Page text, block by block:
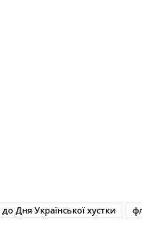
до Дня Української хустки